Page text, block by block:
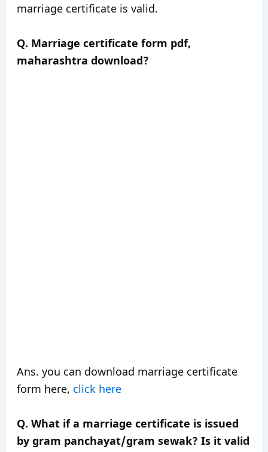
marriage certificate is valid.
Q. Marriage certificate form pdf,
maharashtra download?
Ans. you can download marriage certificate
form here, click here
Q. What if a marriage certificate is issued
by gram panchayat/gram sewak? Is it valid